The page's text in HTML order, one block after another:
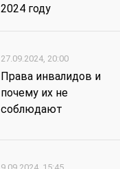
2024 году
27.09.2024, 20:00
Права инвалидов и
почему их не
соблюдают